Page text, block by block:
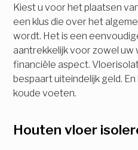
Kiest u voor het plaatsen
een klus die over het
wordt. Het is een
aantrekkelijk voor zowel
financiële aspect.
bespaart uiteindelijk geld.
koude voeten.
Houten vloer